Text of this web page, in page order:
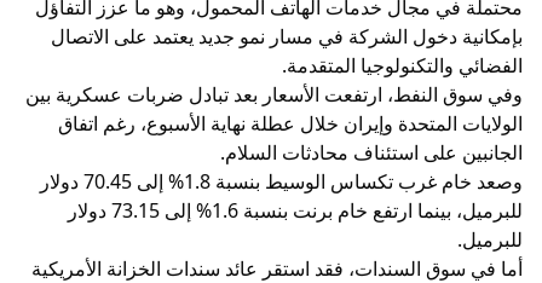
محتملة في مجال خدمات الهاتف المحمول، وهو ما عزز التفاؤل
بإمكانية دخول الشركة في مسار نمو جديد يعتمد على الاتصال
الفضائي والتكنولوجيا المتقدمة.
وفي سوق النفط، ارتفعت الأسعار بعد تبادل ضربات عسكرية بين
الولايات المتحدة وإيران خلال عطلة نهاية الأسبوع، رغم اتفاق
الجانبين على استئناف محادثات السلام.
وصعد خام غرب تكساس الوسيط بنسبة 1.8% إلى 70.45 دولار
للبرميل، بينما ارتفع خام برنت بنسبة 1.6% إلى 73.15 دولار
للبرميل.
أما في سوق السندات، فقد استقر عائد سندات الخزانة الأمريكية